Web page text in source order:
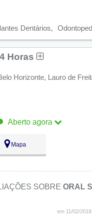
Dentários
Horas
Horizonte, Lauro de
Aberto agora
Abertoagora
Mapa
SOBREORAL
em 11/02/2018